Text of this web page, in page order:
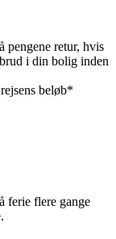
pengene retur, hvis
i din bolig inden
beløb*
ferie flere gange